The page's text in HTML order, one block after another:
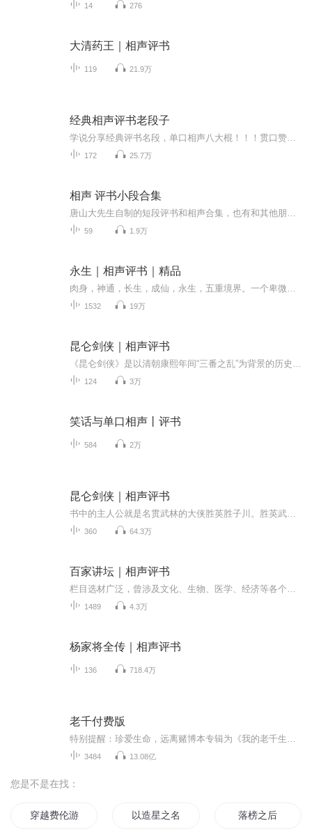
14 276
大清药王｜相声评书
119 21.9万
经典相声评书老段子
172 25.7万
相声 评书小段合集
59 1.9万
永生｜相声评书｜精品
1532 19万
昆仑剑侠｜相声评书
124 3万
笑话与单口相声丨评书
584 2万
昆仑剑侠｜相声评书
360 64.3万
百家讲坛｜相声评书
1489 4.3万
杨家将全传｜相声评书
136 718.4万
老千付费版
3484 13.08亿
您是不是在找：
穿越费伦游记 以造星之名公费恋爱 落榜之后